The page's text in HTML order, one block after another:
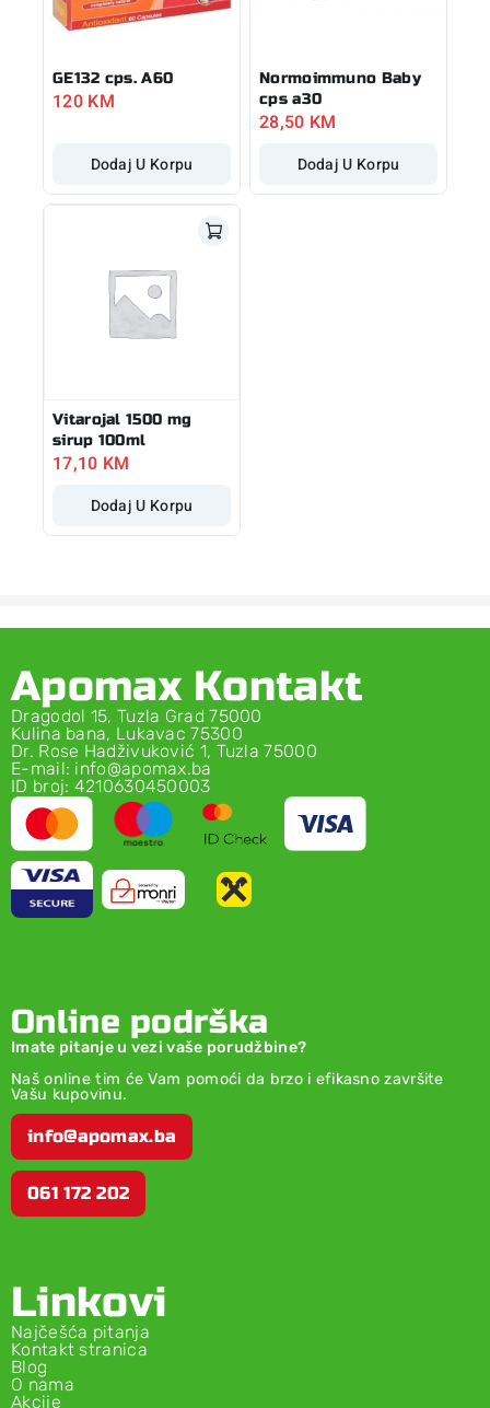
GE132 cps. A60
120 KM
Dodaj U Korpu
Normoimmuno Baby
cps a30
28,50 KM
Dodaj U Korpu
Vitarojal 1500 mg
sirup 100ml
17,10 KM
Dodaj U Korpu
Apomax Kontakt
Dragodol 15, Tuzla Grad 75000
Kulina bana, Lukavac 75300
Dr. Rose Hadživuković 1, Tuzla 75000
E-mail: info@apomax.ba
ID broj: 4210630450003
Online podrška
Imate pitanje u vezi vaše porudžbine?
Naš online tim će Vam pomoći da brzo i efikasno završite
Vašu kupovinu.
info@apomax.ba
061 172 202
Linkovi
Najčešća pitanja
Kontakt stranica
Blog
O nama
Akcije